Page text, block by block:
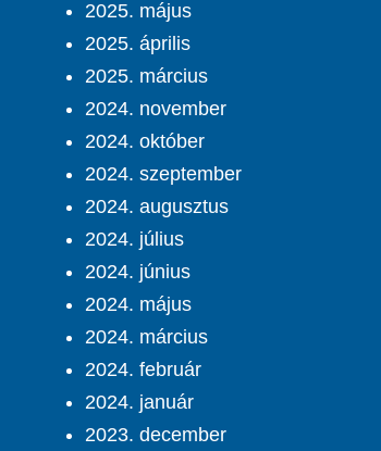
2025. május
2025. április
2025. március
2024. november
2024. október
2024. szeptember
2024. augusztus
2024. július
2024. június
2024. május
2024. március
2024. február
2024. január
2023. december